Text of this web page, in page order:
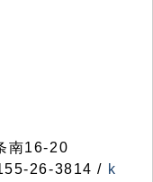
南16-20
26-3814 / k